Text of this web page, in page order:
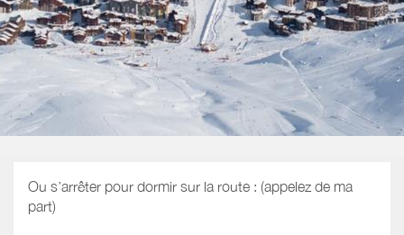
Ou s’arrêter pour dormir sur la route : (appelez de ma
part)